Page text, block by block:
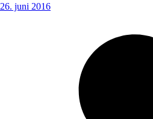
26. juni 2016